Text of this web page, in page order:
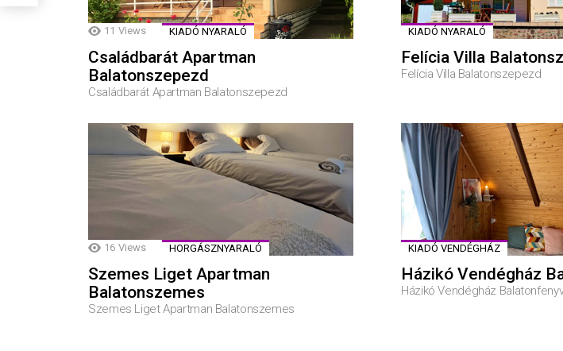
11 Views KIADÓ NYARALÓ
Családbarát Apartman
Balatonszepezd
Családbarát Apartman Balatonszepezd
KIADÓ NYARALÓ
Felícia Villa
Felícia Villa Balatonszepezd
16 Views HORGÁSZNYARALÓ
Szemes Liget Apartman
Balatonszemes
Szemes Liget Apartman Balatonszemes
KIADÓ VENDÉGHÁZ
Házikó Vendégház
Házikó Vendégház